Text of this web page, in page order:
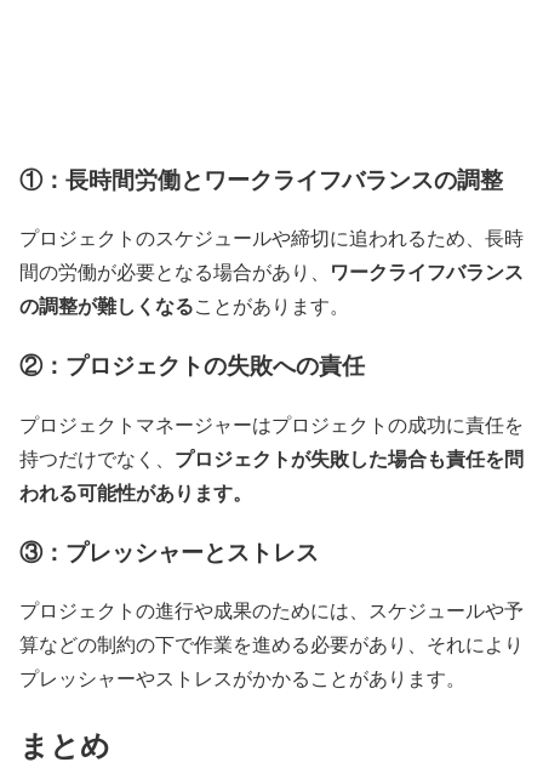
①：長時間労働とワークライフバランスの調整
プロジェクトのスケジュールや締切に追われるため、長時
間の労働が必要となる場合があり、 ワークライフバランス
の調整が難しくなることがあります。
②：プロジェクトの失敗への責任
プロジェクトマネージャーはプロジェクトの成功に責任を
持つだけでなく、 プロジェクトが失敗した場合も責任を問
われる可能性があります。
③：プレッシャーとストレス
プロジェクトの進行や成果のためには、スケジュールや予
算などの制約の下で作業を進める必要があり、それにより
プレッシャーやストレスがかかることがあります。
まとめ